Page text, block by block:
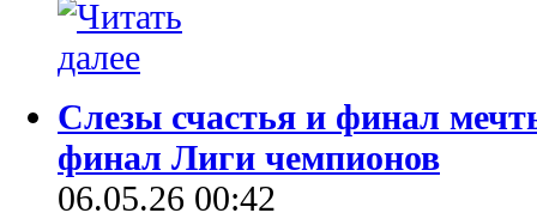
Слезы счастья и финал
финал Лиги чемпионов
06.05.26 00:42